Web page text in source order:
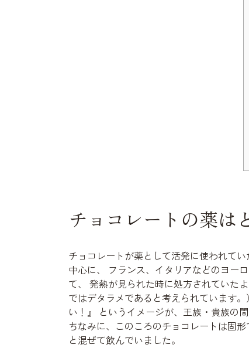
チョコレートの薬は
チョコレートが薬として活発に使われて
中心に、 フランス、イタリアなどのヨー
て、 発熱が見られた時に処方されていた
ではデタラメであると考えられています
い！』 というイメージが、王族・貴族の
ちなみに、このころのチョコレートは固
と混ぜて飲んでいました。